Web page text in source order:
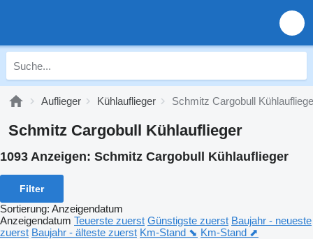
Auflieger Kühlauflieger Schmitz Cargobull
Schmitz Cargobull Kühlauflieger
1093 Anzeigen: Schmitz Cargobull Kühlauflieger
Filter
Sortierung: Anzeigendatum
Anzeigendatum Teuerste zuerst Günstigste zuerst Baujahr - neueste
zuerst Baujahr - älteste zuerst Km-Stand ⬊ Km-Stand ⬈